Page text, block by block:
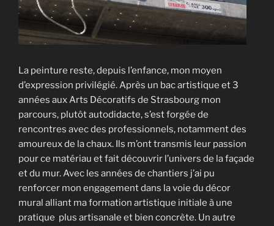
La peinture reste, depuis l’enfance, mon moyen
d’expression privilégié. Après un bac artistique et 3
années aux Arts Décoratifs de Strasbourg mon
parcours, plutôt autodidacte, s’est forgée de
rencontres avec des professionnels, notamment des
amoureux de la chaux. Ils m’ont transmis leur passion
pour ce matériau et fait découvrir l’univers de la façade
et du mur. Avec les années de chantiers j’ai pu
renforcer mon engagement dans la voie du décor
mural alliant ma formation artistique initiale à une
pratique plus artisanale et bien concrète. Un autre